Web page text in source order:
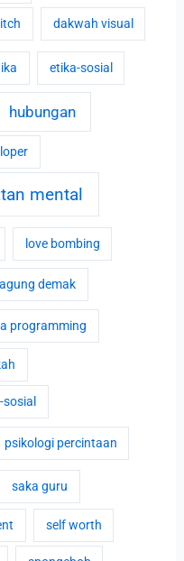
dakwah visual
etika-sosial
hubungan
mental
love bombing
demak
programming
psikologi percintaan
saka guru
self worth